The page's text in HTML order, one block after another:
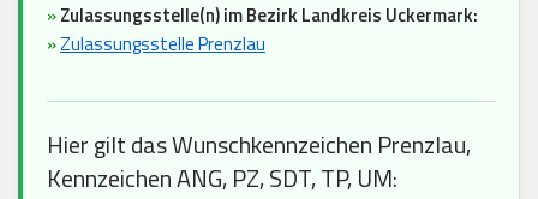
»Zulassungsstelle(n) im Bezirk Landkreis Uckermark:
»Zulassungsstelle Prenzlau
Hier gilt das Wunschkennzeichen Prenzlau,
Kennzeichen ANG, PZ, SDT, TP, UM: